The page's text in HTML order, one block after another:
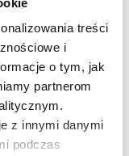
treści
i
o tym, jak
partnerom
z innymi danymi
podczas
dasz dziecku
względu na